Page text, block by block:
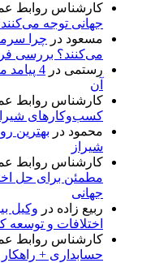
کارشناس روابط
جهانی توجه
مسعود در چرا
می‌کنند؟ بررسی
رستمی در
4
آن
کارشناس روابط
کسب‌وکارهای
محمود در بهترین
شیراز
کارشناس روابط
مطمئن برای حل
جهانی
ربیع زاده در وکیل
اختلافات و
کارشناس روابط
حسابداری +